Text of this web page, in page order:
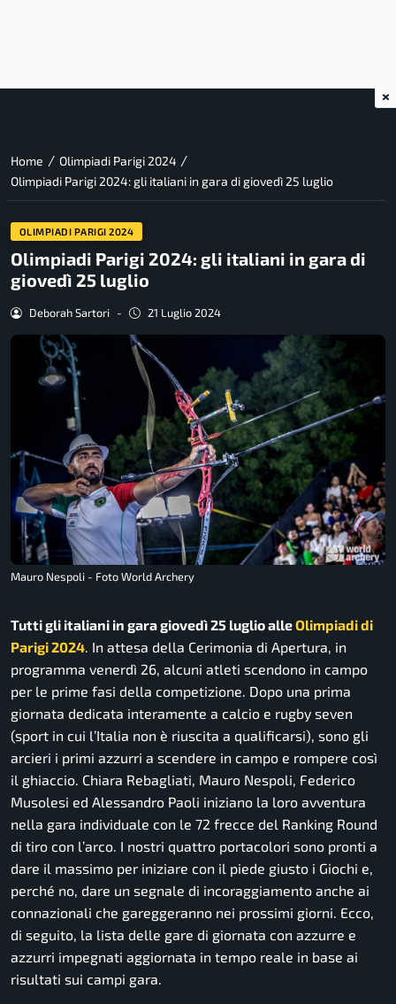
Home / Olimpiadi Parigi 2024 /
Olimpiadi Parigi 2024: gli italiani in gara di giovedì 25 luglio
OLIMPIADI PARIGI 2024
Olimpiadi Parigi 2024: gli italiani in gara di
giovedì 25 luglio
Deborah Sartori - 21 Luglio 2024
Mauro Nespoli - Foto World Archery
Tutti gli italiani in gara giovedì 25 luglio alleOlimpiadi di
Parigi 2024. In attesa della Cerimonia di Apertura, in
programma venerdì 26, alcuni atleti scendono in campo
per le prime fasi della competizione. Dopo una prima
giornata dedicata interamente a calcio e rugby seven
(sport in cui l’Italia non è riuscita a qualificarsi), sono gli
arcieri i primi azzurri a scendere in campo e rompere così
il ghiaccio. Chiara Rebagliati, Mauro Nespoli, Federico
Musolesi ed Alessandro Paoli iniziano la loro avventura
nella gara individuale con le 72 frecce del Ranking Round
di tiro con l’arco. I nostri quattro portacolori sono pronti a
dare il massimo per iniziare con il piede giusto i Giochi e,
perché no, dare un segnale di incoraggiamento anche ai
connazionali che gareggeranno nei prossimi giorni. Ecco,
di seguito, la lista delle gare di giornata con azzurre e
azzurri impegnati aggiornata in tempo reale in base ai
risultati sui campi gara.
×